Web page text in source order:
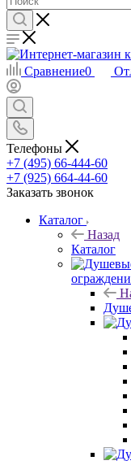
Сравнение0
Телефоны
+7 (495) 66-444-60
+7 (925) 664-44-60
Заказать звонок
Каталог
Назад
Каталог